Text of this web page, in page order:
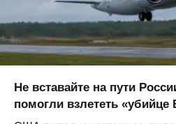
Не вставайте на пути
помогли взлететь «убийце